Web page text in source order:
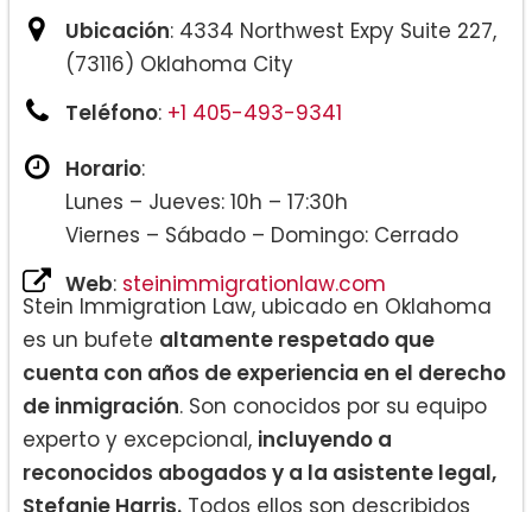
Ubicación: 4334 Northwest Expy Suite 227,
(73116) Oklahoma City
Teléfono: +1 405-493-9341
Horario:
Lunes – Jueves: 10h – 17:30h
Viernes – Sábado – Domingo: Cerrado
Web: steinimmigrationlaw.com
Stein Immigration Law, ubicado en Oklahoma
es un bufete altamente respetado que
cuenta con años de experiencia en el derecho
de inmigración. Son conocidos por su equipo
experto y excepcional, incluyendo a
reconocidos abogados y a la asistente legal,
Stefanie Harris. Todos ellos son describidos